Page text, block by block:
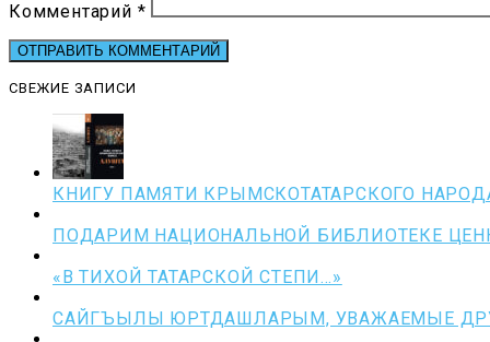
Комментарий *
СВЕЖИЕ ЗАПИСИ
КНИГУ ПАМЯТИ КРЫМСКОТАТАРСКОГО
ПОДАРИМ НАЦИОНАЛЬНОЙ БИБЛИОТЕКЕ
«В ТИХОЙ ТАТАРСКОЙ СТЕПИ…»
САЙГЪЫЛЫ ЮРТДАШЛАРЫМ, УВАЖАЕМЫЕ